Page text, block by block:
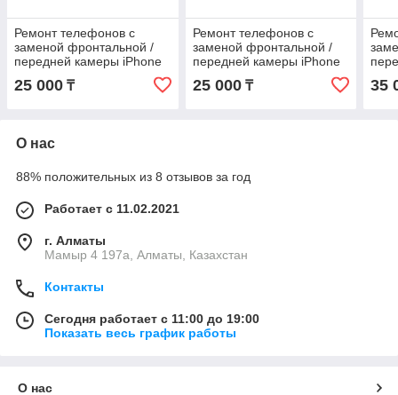
Ремонт телефонов с
заменой фронтальной /
передней камеры iPhone
16 Pro оригинал
25 000 ₸
Ремонт телефонов с
заменой фронтальной /
передней камеры iPhone
16 Plus оригинал
25 000₸ 35
О нас
88% положительных из 8 отзывов за год
Работает с 11.02.2021
г. Алматы
Мамыр 4 197а, Алматы, Казахстан
Контакты
Сегодня работает с 11:00 до 19:00
Показать весь график работы
О нас